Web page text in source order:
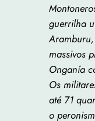
guerrilha
massivos
Onganía
Os
até 71
o